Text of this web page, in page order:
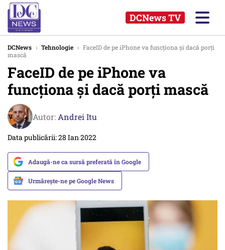
DCNews TV
DCNews › Tehnologie › FaceID de pe iPhone va funcţiona şi dacă porți
mască
FaceID de pe iPhone va
funcţiona şi dacă porți mască
Autor: Andrei Itu
Data publicării: 28 Ian 2022
Adaugă-ne ca sursă preferată în Google
Urmărește-ne pe Google News